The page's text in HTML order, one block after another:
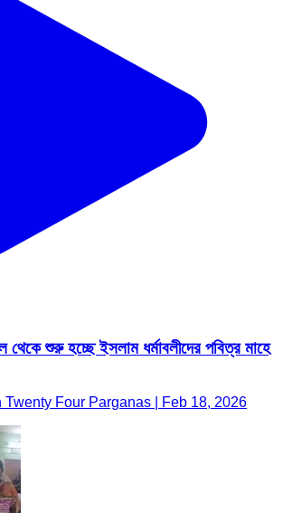
শুরু হচ্ছে ইসলাম ধর্মাবলীদের পবিত্র মাহে
Twenty Four Parganas | Feb 18, 2026